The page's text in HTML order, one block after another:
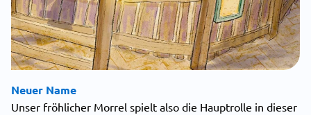
Neuer Name
Unser fröhlicher Morrel spielt also die Hauptrolle in dieser